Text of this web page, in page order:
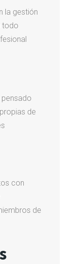
la gestión
todo
de
con
de